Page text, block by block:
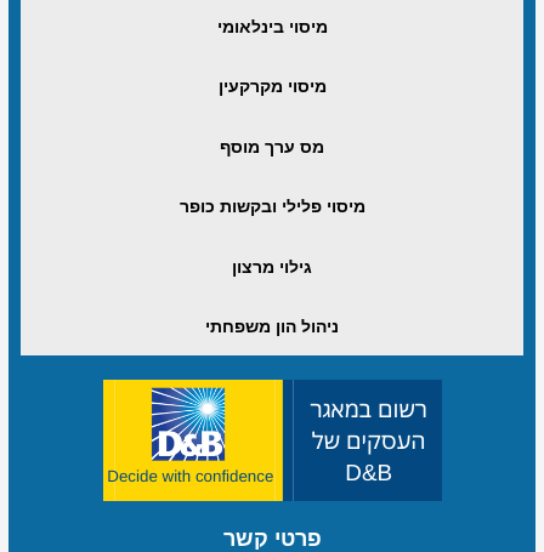
מיסוי בינלאומי
מיסוי מקרקעין
מס ערך מוסף
מיסוי פלילי ובקשות כופר
גילוי מרצון
ניהול הון משפחתי
פרטי קשר